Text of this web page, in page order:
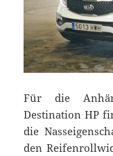
Für die
Destination HP
die
den